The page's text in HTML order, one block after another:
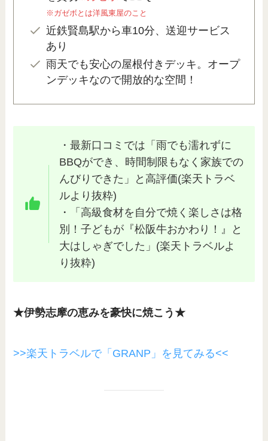
※ガゼボとは洋風東屋のこと
近鉄賢島駅から車10分、送迎サービス
あり
雨天でも安心の屋根付きデッキ。オープ
ンデッキなので開放的な空間！
・最新口コミでは「雨でも濡れずに
BBQができ、時間制限もなく家族での
んびりできた」と高評価(楽天トラベ
ルより抜粋)
・「高級食材を自分で焼く楽しさは格
別！子どもが『松阪牛おかわり！』と
大はしゃぎでした」(楽天トラベルよ
り抜粋)
★伊勢志摩の恵みを豪快に焼こう★
>>楽天トラベルで「GRANP」を見てみる<<